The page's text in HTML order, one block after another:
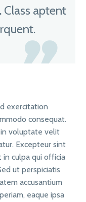
aptent

exercitation
consequat.
voluptate velit
Excepteur sint
culpa qui officia
ut perspiciatis
accusantium
eaque ipsa